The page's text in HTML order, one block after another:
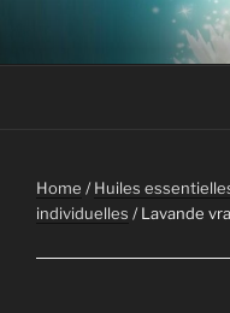
contenu
Home /Huiles
individuelles / Lavande